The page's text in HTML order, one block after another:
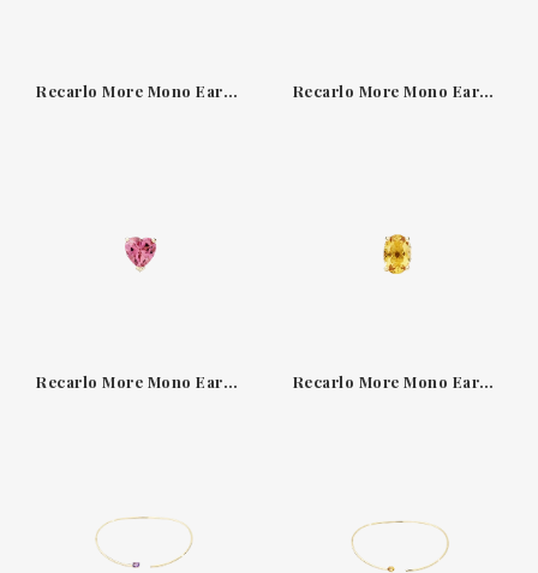
Recarlo More Mono Earring London Blue Topaz E86PX026GTOLM Recarlo More Mono Earring London Blue Topaz E86PX028GM
Recarlo More Mono Earring Pink Tourmaline E86PX023TRRM Recarlo More Mono Earring Pink Tourmaline E86PX029G